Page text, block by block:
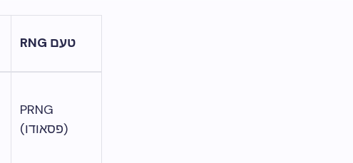
טעם RNG
PRNG
(פסאודו)